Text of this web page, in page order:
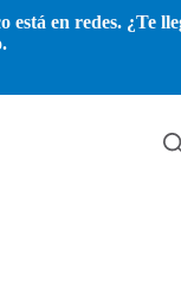
está en redes. ¿Te